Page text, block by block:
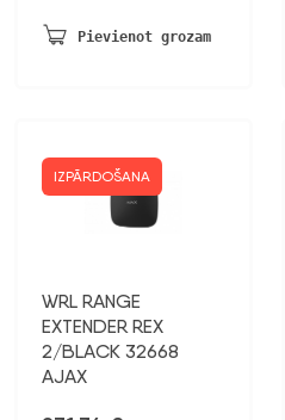
Pievienot grozam
IZPĀRDOŠANA
WRL RANGE
EXTENDER REX
2/BLACK 32668
AJAX